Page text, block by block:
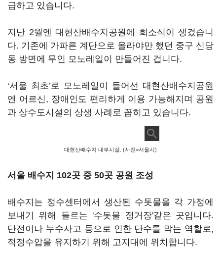
급하고 있습니다.
지난 2월엔 대현산배수지공원에 희소식이 생겼습니
다. 기존에 가파른 계단으로 올라야만 했던 중구 신당
동 방면에 무인 모노레일이 만들어진 겁니다.
‘서울 최초’로 모노레일이 들어선 대현산배수지공원
엔 어르신, 장애인도 편리하게 이용 가능해지며 공원
과 상수도시설의 상생 사례로 꼽히고 있습니다.
대현산배수지 내부시설. (사진=서울시)
서울 배수지 102곳 중 50곳 공원 조성
배수지는 정수센터에서 생산된 수돗물을 각 가정에
보내기 위해 들르는 '수돗물 정거장'같은 곳입니다.
단전이나 누수사고 등으로 인한 단수를 막는 역할로,
적정수압을 유지하기 위해 고지대에 위치합니다.